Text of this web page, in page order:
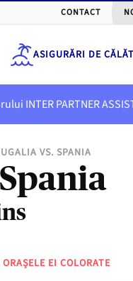
CONTACT
ASIGURĂRI DE
INTER PARTNER
VS. SPANIA
EI COLORATE